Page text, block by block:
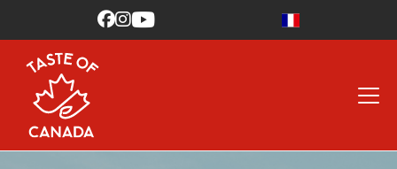
